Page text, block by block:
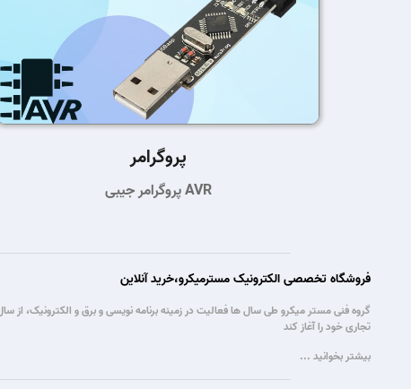
پروگرامر
پروگرامر جیبی AVR
فروشگاه تخصصی الکترونیک مسترمیکرو،خرید آنلاین
تجاری خود را آغاز کند
بیشتر بخوانید ...